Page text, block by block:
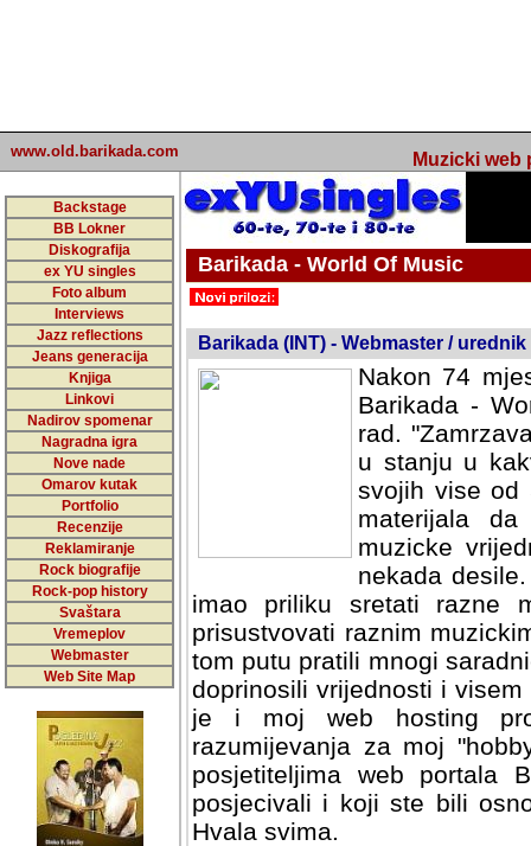
www.old.barikada.com Muzicki web
Backstage
BB Lokner
Diskografija
ex YU singles
Foto album
Interviews
Jazz reflections
Jeans generacija
Knjiga
Linkovi
Nadirov spomenar
Nagradna igra
Nove nade
Omarov kutak
Portfolio
Recenzije
Reklamiranje
Rock biografije
Rock-pop history
Svaštara
Vremeplov
Webmaster
Web Site Map
Barikada - World Of Music
Barikada (INT) - Webmaster / urednik
Nakon 74
Barikada -
rad.
u stanju u
svojih vise od
materijala
muzicke
nekada
imao priliku sretati razne
prisustvovati raznim
tom putu pratili mnogi
doprinosili vrijednosti i
je i moj web hosting
razumijevanja za moj
posjetiteljima web portala
posjecivali i koji ste bili
Hvala svima.